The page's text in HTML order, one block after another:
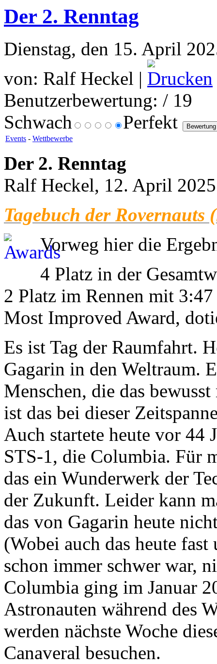
Der 2. Renntag
Dienstag, den 15. April
von: Ralf Heckel |
Benutzerbewertung: / 19
Schwach
Perfekt
Events - Wettbewerbe
Der 2. Renntag
Ralf Heckel, 12. April 2025
Tagebuch der Rovernauts
Vorweg hier die
4 Platz in der
2 Platz im Rennen mit
Most Improved Award,
Es ist Tag der Raumfahrt.
Gagarin in den Weltraum.
Menschen, die das
ist das bei dieser
Auch startete heute vor 44
STS-1, die Columbia. Für
das ein Wunderwerk der
der Zukunft. Leider kann
das von Gagarin heute
(Wobei auch das heute
schon immer schwer war,
Columbia ging im Januar
Astronauten während des
werden nächste Woche
Canaveral besuchen.